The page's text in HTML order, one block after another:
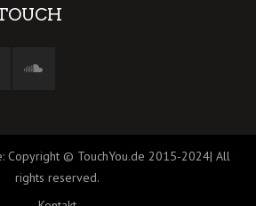
Copyright © TouchYou.de 2015-2024| All
rights reserved.